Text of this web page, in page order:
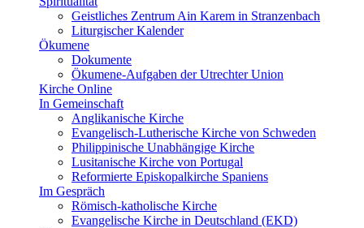
Geistliches Zentrum Ain Karem in Stranzenbach
Liturgischer Kalender
Ökumene
Dokumente
Ökumene-Aufgaben der Utrechter Union
Kirche Online
In Gemeinschaft
Anglikanische Kirche
Evangelisch-Lutherische Kirche von Schweden
Philippinische Unabhängige Kirche
Lusitanische Kirche von Portugal
Reformierte Episkopalkirche Spaniens
Im Gespräch
Römisch-katholische Kirche
Evangelische Kirche in Deutschland (EKD)